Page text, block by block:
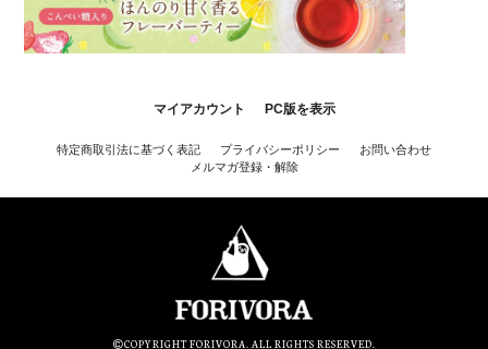
マイアカウント PC版を表示
特定商取引法に基づく表記 プライバシーポリシー
お問い合わせ
メルマガ登録・解除
COPYRIGHT FORIVORA. ALL RIGHTS RESERVED.